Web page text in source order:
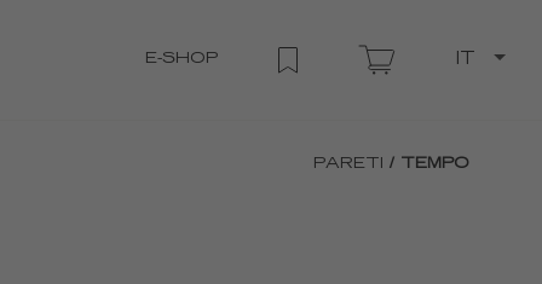
E-SHOP
PARETI / TEMPO